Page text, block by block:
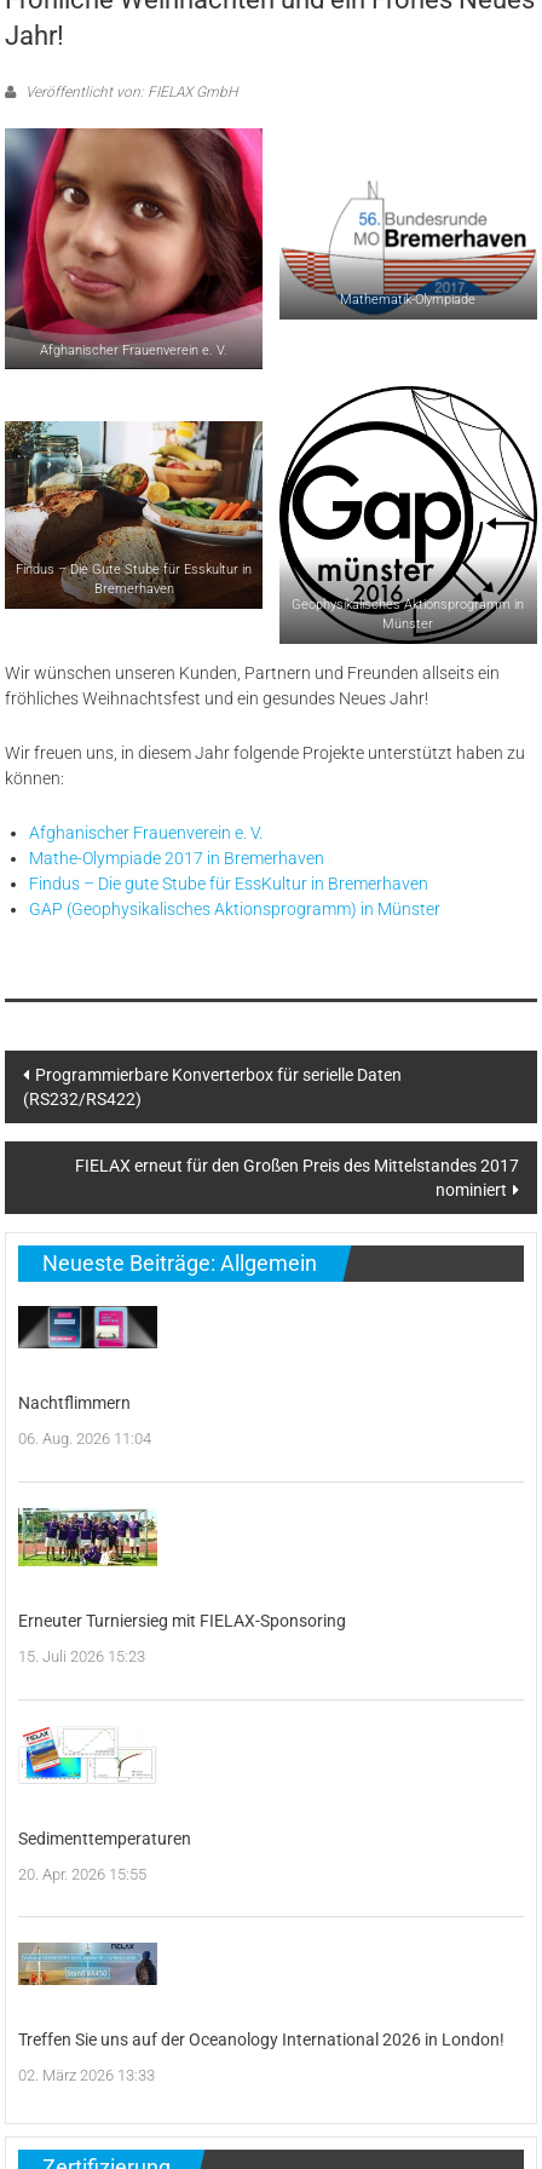
Jahr!
Veröffentlicht von: FIELAX GmbH
Afghanischer Frauenverein e. V.
Mathematik-Olympiade
Findus – Die Gute Stube für Esskultur in
Bremerhaven
Geophysikalisches Aktionsprogramm in
Münster
Wir wünschen unseren Kunden, Partnern und Freunden allseits ein
fröhliches Weihnachtsfest und ein gesundes Neues Jahr!
Wir freuen uns, in diesem Jahr folgende Projekte unterstützt haben zu
können:
Afghanischer Frauenverein e. V.
Mathe-Olympiade 2017 in Bremerhaven
Findus – Die gute Stube für EssKultur in Bremerhaven
GAP (Geophysikalisches Aktionsprogramm) in Münster
Beitragsnavigation
Programmierbare Konverterbox für serielle Daten
(RS232/RS422)
FIELAX erneut für den Großen Preis des Mittelstandes 2017
nominiert
Neueste Beiträge: Allgemein
Nachtflimmern
06. Aug. 2026 11:04
Erneuter Turniersieg mit FIELAX-Sponsoring
15. Juli 2026 15:23
Sedimenttemperaturen
20. Apr. 2026 15:55
Treffen Sie uns auf der Oceanology International 2026 in London!
02. März 2026 13:33